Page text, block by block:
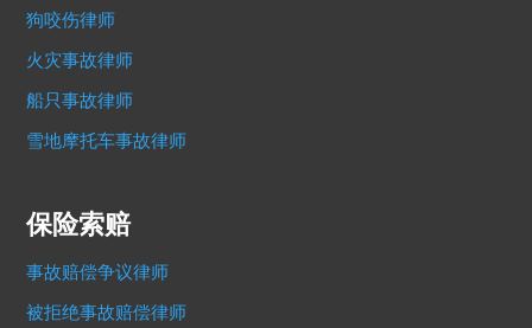
狗咬伤律师
火灾事故律师
船只事故律师
雪地摩托车事故律师
保险索赔
事故赔偿争议律师
被拒绝事故赔偿律师